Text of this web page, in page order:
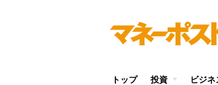
トップ 投資 ビジネ